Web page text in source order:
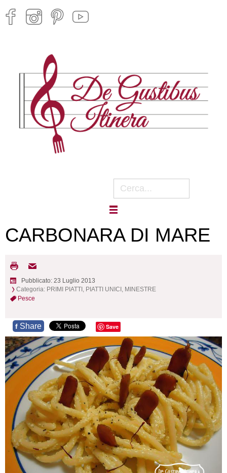
CARBONARA DI MARE
Pubblicato: 23 Luglio 2013
Categoria: PRIMI PIATTI, PIATTI UNICI, MINESTRE
Pesce
f Share Save